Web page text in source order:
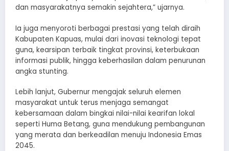
dan masyarakatnya semakin sejahtera,” ujarnya.
Ia juga menyoroti berbagai prestasi yang telah diraih
Kabupaten Kapuas, mulai dari inovasi teknologi tepat
guna, kearsipan terbaik tingkat provinsi, keterbukaan
informasi publik, hingga keberhasilan dalam penurunan
angka stunting.
Lebih lanjut, Gubernur mengajak seluruh elemen
masyarakat untuk terus menjaga semangat
kebersamaan dalam bingkai nilai-nilai kearifan lokal
seperti Huma Betang, guna mendukung pembangunan
yang merata dan berkeadilan menuju Indonesia Emas
2045.